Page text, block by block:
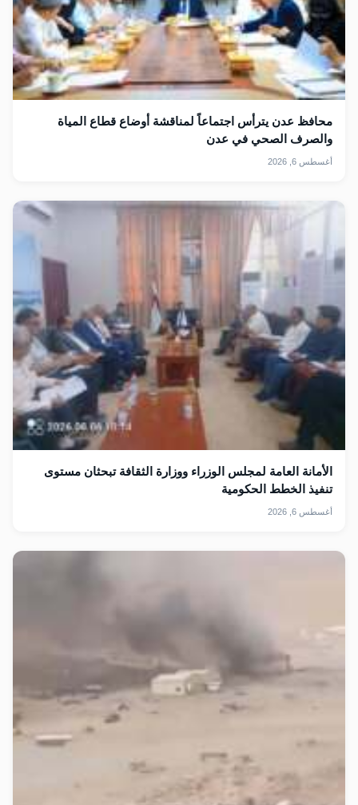
محافظ عدن يترأس اجتماعاً لمناقشة أوضاع قطاع المياة
والصرف الصحي في عدن
أغسطس 6, 2026
الأمانة العامة لمجلس الوزراء ووزارة الثقافة تبحثان مستوى
تنفيذ الخطط الحكومية
أغسطس 6, 2026